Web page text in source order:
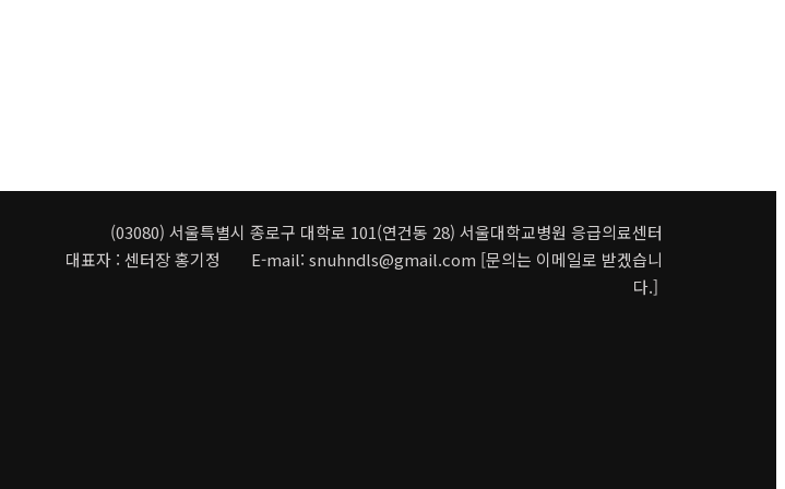
(03080) 서울특별시 종로구 대학로 101(연건동 28) 서울대학교병원 응급의료센터
대표자 : 센터장 홍기정 E-mail: snuhndls@gmail.com [문의는 이메일로 받겠습니
다.]